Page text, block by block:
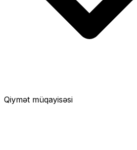
Qiymət müqayisəsi